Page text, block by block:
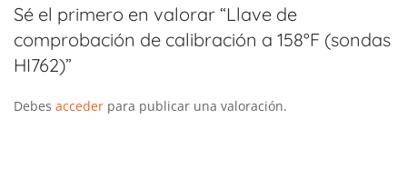
Sé el primero en valorar “Llave de
comprobación de calibración a 158°F (sondas
HI762)”
Debes acceder para publicar una valoración.